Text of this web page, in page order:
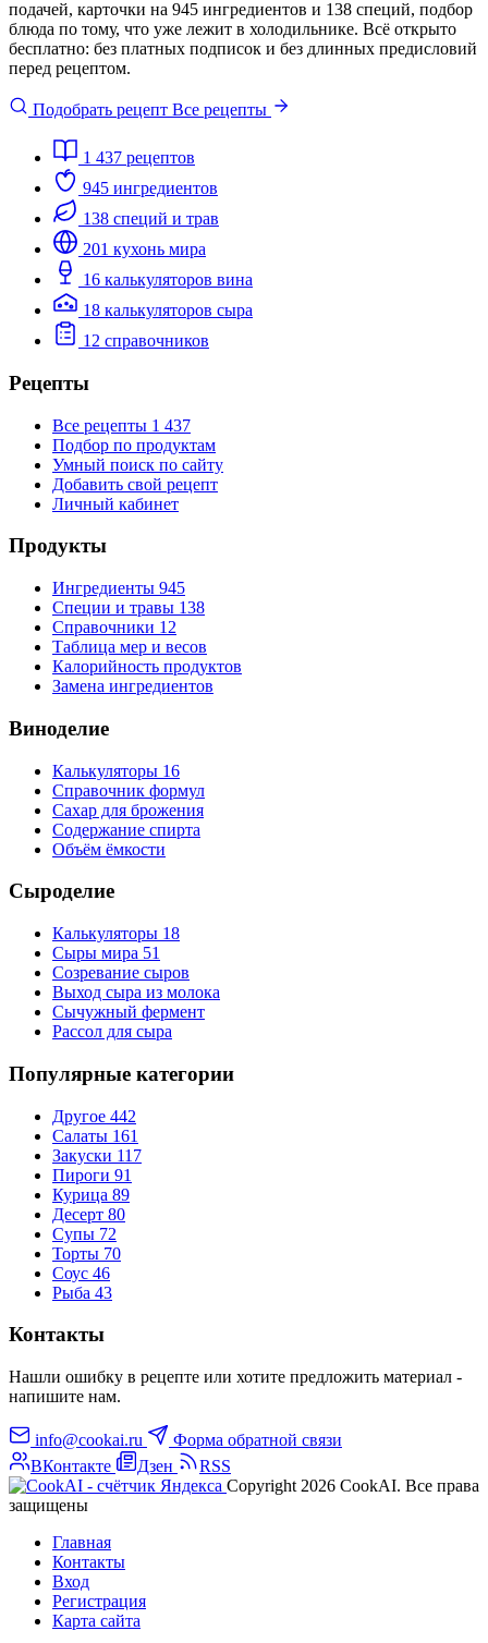
подачей, карточки на 945 ингредиентов и 138 специй, подбор
блюда по тому, что уже лежит в холодильнике. Всё открыто
бесплатно: без платных подписок и без длинных предисловий
перед рецептом.
Подобрать рецепт Все рецепты
1 437 рецептов
945 ингредиентов
138 специй и трав
201 кухонь мира
16 калькуляторов вина
18 калькуляторов сыра
12 справочников
Рецепты
Все рецепты 1 437
Подбор по продуктам
Умный поиск по сайту
Добавить свой рецепт
Личный кабинет
Продукты
Ингредиенты 945
Специи и травы 138
Справочники 12
Таблица мер и весов
Калорийность продуктов
Замена ингредиентов
Виноделие
Калькуляторы 16
Справочник формул
Сахар для брожения
Содержание спирта
Объём ёмкости
Сыроделие
Калькуляторы 18
Сыры мира 51
Созревание сыров
Выход сыра из молока
Сычужный фермент
Рассол для сыра
Популярные категории
Другое 442
Салаты 161
Закуски 117
Пироги 91
Курица 89
Десерт 80
Супы 72
Торты 70
Соус 46
Рыба 43
Контакты
Нашли ошибку в рецепте или хотите предложить материал -
напишите нам.
info@cookai.ru
Форма обратной связи
ВКонтакте
Дзен
RSS
Copyright 2026 CookAI. Все права
защищены
Главная
Контакты
Вход
Регистрация
Карта сайта